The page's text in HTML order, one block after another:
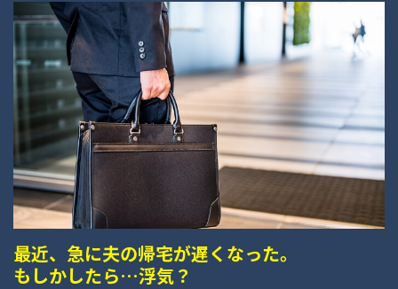
最近、急に夫の帰宅が遅くなった。
もしかしたら…浮気？